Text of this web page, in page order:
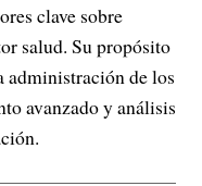
clave sobre
salud. Su propósito
administración de los
avanzado y análisis